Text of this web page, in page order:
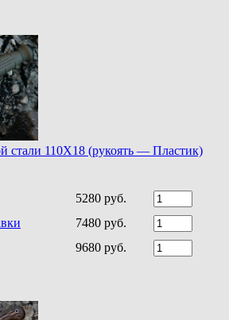
стали 110Х18 (рукоять — Пластик)
5280 руб.
7480 руб.
9680 руб.